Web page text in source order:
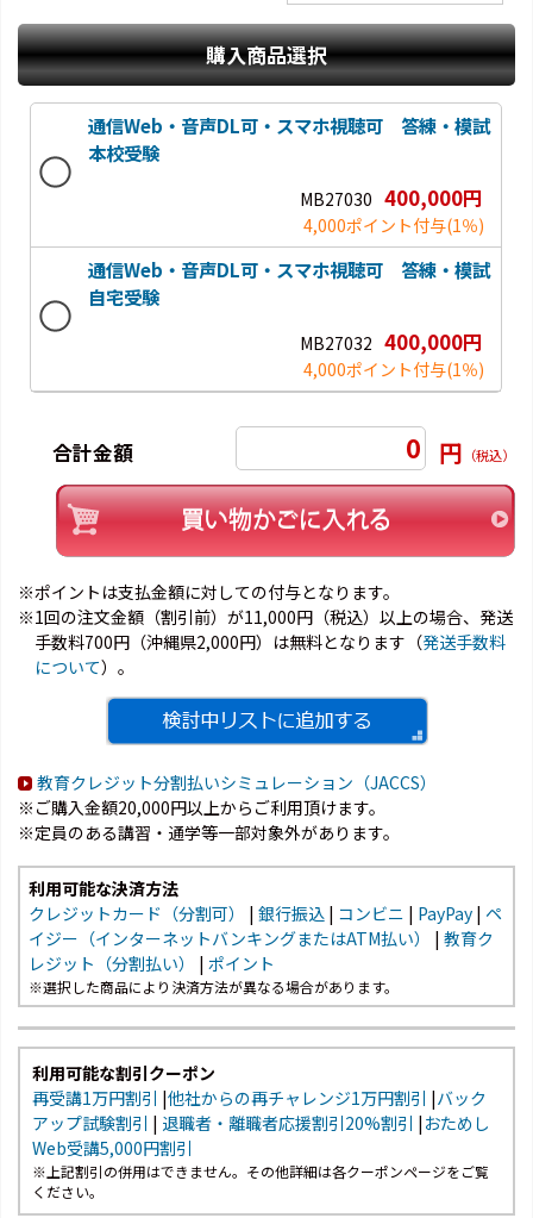
購入商品選択
通信Web・音声DL可・スマホ視聴可 答練・模試
本校受験
MB27030 400,000円
4,000ポイント付与(1％)
通信Web・音声DL可・スマホ視聴可 答練・模試
自宅受験
MB27032 400,000円
4,000ポイント付与(1％)
合計金額 0 円 （税込）
※ポイントは支払金額に対しての付与となります。
※1回の注文金額（割引前）が11,000円（税込）以上の場合、発送
手数料700円（沖縄県2,000円）は無料となります（発送手数料
について）。
教育クレジット分割払いシミュレーション（JACCS）
※ご購入金額20,000円以上からご利用頂けます。
※定員のある講習・通学等一部対象外があります。
利用可能な決済方法
クレジットカード（分割可）
| 銀行振込 | コンビニ | PayPay | ペ
イジー（インターネットバンキングまたはATM払い）
| 教育ク
レジット（分割払い）
| ポイント
※選択した商品により決済方法が異なる場合があります。
利用可能な割引クーポン
再受講1万円割引 |他社からの再チャレンジ1万円割引 |バック
アップ試験割引 | 退職者・離職者応援割引20%割引 | おためし
Web受講5,000円割引
※上記割引の併用はできません。その他詳細は各クーポンページをご覧
ください。